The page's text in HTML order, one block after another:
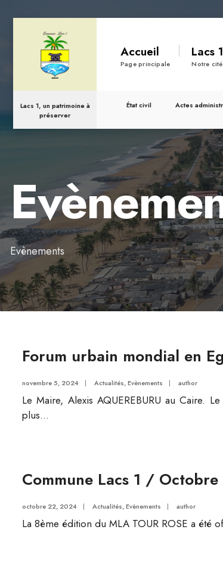
content
Accueil
Page principale
Lacs 1
Notre cité
Lacs 1, un patrimoine à
préserver
État civil Actes
Evènements
Forum urbain mondial en
novembre 5, 2024 | Actualités,Evènements | author
Le Maire, Alexis AQUEREBURU au Caire.
plus...
Commune Lacs 1 /
octobre 22, 2024 | Actualités,Evènements | author
La 8ème édition du MLA TOUR ROSE a été